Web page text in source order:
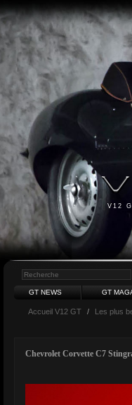
V12
GT NEWS GT
Accueil V12 GT / Les plus
Chevrolet Corvette C7